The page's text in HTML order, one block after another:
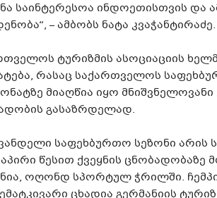
საინტერესოა ინდოეთისთვის და
– ამბობს ნატა კვაჭანტირაძე.
ტურიზმის ასოციაციის
რასაც საქართველოს
მიაღწია იყო
გასაზრდელად.
საფეხბურთო სეზონი არის
წესით ქვეყნის
ოღონდ სპორტულ ჭრილში.
ცხადია გერმანიის